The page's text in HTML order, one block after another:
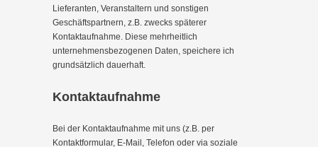
Lieferanten, Veranstaltern und sonstigen
Geschäftspartnern, z.B. zwecks späterer
Kontaktaufnahme. Diese mehrheitlich
unternehmensbezogenen Daten, speichere ich
grundsätzlich dauerhaft.
Kontaktaufnahme
Bei der Kontaktaufnahme mit uns (z.B. per
Kontaktformular, E-Mail, Telefon oder via soziale